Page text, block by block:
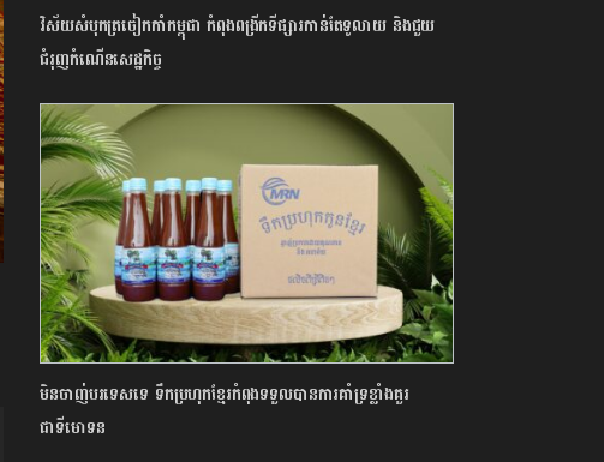
វិស័យសំបុកត្រចៀកកាំកម្ពុជា កំពុងពង្រីកទីផ្សារកាន់តែទូលាយ និងជួយ
ជំរុញកំណើនសេដ្ឋកិច្ច
មិនចាញ់បរទេសទេ ទឹកប្រហុកខ្មែរកំពុងទទួលបានការគាំទ្រខ្លាំងគួរ
ជាទីមោទន